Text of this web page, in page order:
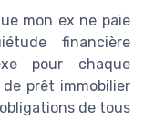
mon ex ne paie
financière
pour chaque
prêt immobilier
de tous